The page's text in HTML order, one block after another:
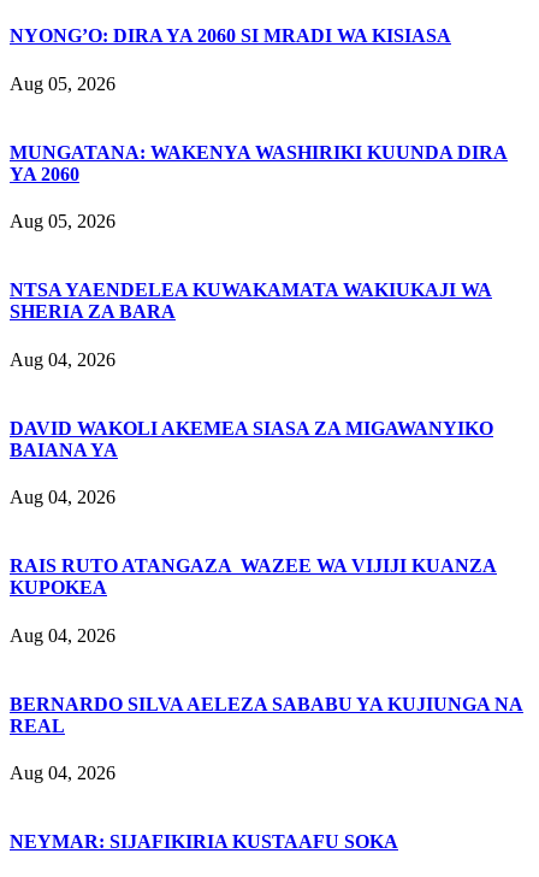
NYONG’O: DIRA YA 2060 SI MRADI WA KISIASA
Aug 05, 2026
MUNGATANA: WAKENYA WASHIRIKI KUUNDA DIRA
YA 2060
Aug 05, 2026
NTSA YAENDELEA KUWAKAMATA WAKIUKAJI WA
SHERIA ZA BARA
Aug 04, 2026
DAVID WAKOLI AKEMEA SIASA ZA MIGAWANYIKO
BAIANA YA
Aug 04, 2026
RAIS RUTO ATANGAZA WAZEE WA VIJIJI KUANZA
KUPOKEA
Aug 04, 2026
BERNARDO SILVA AELEZA SABABU YA KUJIUNGA NA
REAL
Aug 04, 2026
NEYMAR: SIJAFIKIRIA KUSTAAFU SOKA